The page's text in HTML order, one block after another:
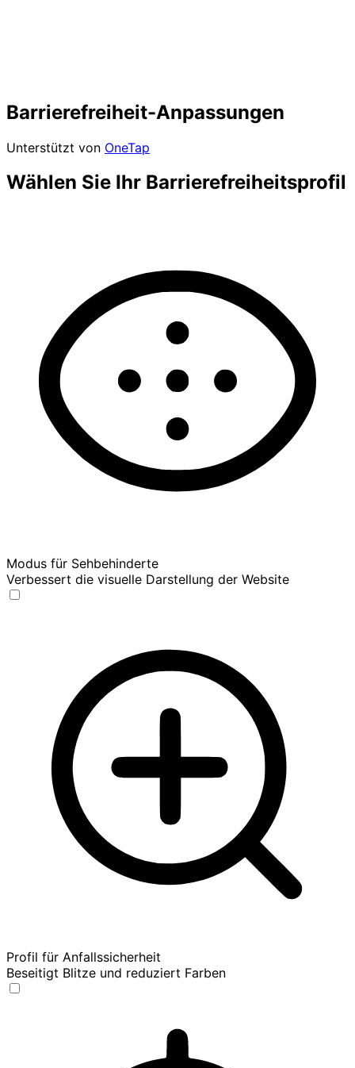
Barrierefreiheit-Anpassungen
Unterstützt von OneTap
Wählen Sie Ihr Barrierefreiheitsprofil
Modus für Sehbehinderte
Verbessert die visuelle Darstellung der Website
Profil für Anfallssicherheit
Beseitigt Blitze und reduziert Farben